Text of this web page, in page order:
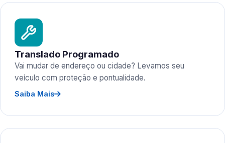
Translado Programado
Vai mudar de endereço ou cidade? Levamos seu
veículo com proteção e pontualidade.
Saiba Mais